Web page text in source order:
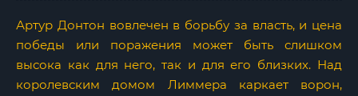
Артур Донтон вовлечен в борьбу за власть, и цена
победы или поражения может быть слишком
высока как для него, так и для его близких. Над
королевским домом Лиммера каркает ворон,